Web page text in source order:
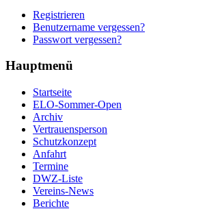
Registrieren
Benutzername vergessen?
Passwort vergessen?
Hauptmenü
Startseite
ELO-Sommer-Open
Archiv
Vertrauensperson
Schutzkonzept
Anfahrt
Termine
DWZ-Liste
Vereins-News
Berichte